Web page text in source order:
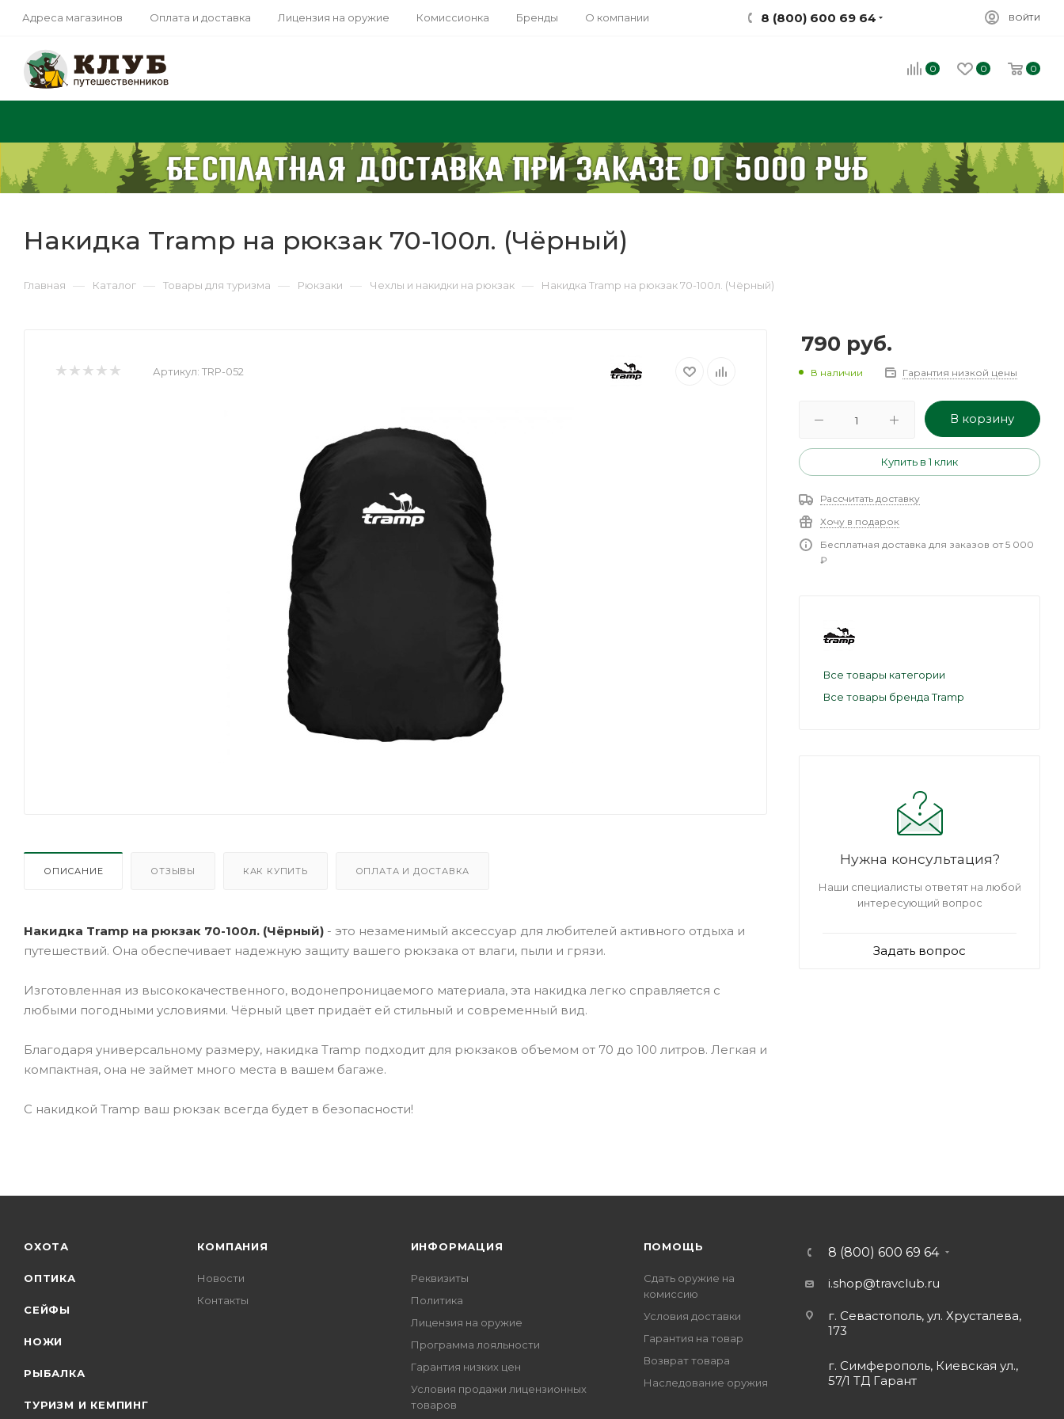
Адреса магазинов Оплата и доставка Лицензия на оружие Комиссионка Бренды О компании 8 (800) 600 69 64 ВОЙТИ
0 0 0
Накидка Tramp на рюкзак 70-100л. (Чёрный)
Главная — Каталог — Товары для туризма — Рюкзаки — Чехлы и накидки на рюкзак — Накидка Tramp на рюкзак 70-100л. (Чёрный)
Артикул: TRP-052
ОПИСАНИЕ ОТЗЫВЫ КАК КУПИТЬ ОПЛАТА И ДОСТАВКА
Накидка Tramp на рюкзак 70-100л. (Чёрный) - это незаменимый аксессуар для любителей активного отдыха и
путешествий. Она обеспечивает надежную защиту вашего рюкзака от влаги, пыли и грязи.
Изготовленная из высококачественного, водонепроницаемого материала, эта накидка легко справляется с
любыми погодными условиями. Чёрный цвет придаёт ей стильный и современный вид.
Благодаря универсальному размеру, накидка Tramp подходит для рюкзаков объемом от 70 до 100 литров. Легкая и
компактная, она не займет много места в вашем багаже.
С накидкой Tramp ваш рюкзак всегда будет в безопасности!
790 руб.
В наличии Гарантия низкой цены
В корзину
Купить в 1 клик
Рассчитать доставку
Хочу в подарок
Бесплатная доставка для заказов от 5 000
₽
Все товары категории
Все товары бренда Tramp
Нужна консультация?
Наши специалисты ответят на любой
интересующий вопрос
Задать вопрос
ОХОТА
ОПТИКА
СЕЙФЫ
НОЖИ
РЫБАЛКА
ТУРИЗМ И КЕМПИНГ
КОМПАНИЯ
Новости
Контакты
ИНФОРМАЦИЯ
Реквизиты
Политика
Лицензия на оружие
Программа лояльности
Гарантия низких цен
Условия продажи лицензионных
товаров
ПОМОЩЬ
Сдать оружие на
комиссию
Условия доставки
Гарантия на товар
Возврат товара
Наследование оружия
8 (800) 600 69 64
i.shop@travclub.ru
г. Севастополь, ул. Хрусталева,
173
г. Симферополь, Киевская ул.,
57/1 ТД Гарант